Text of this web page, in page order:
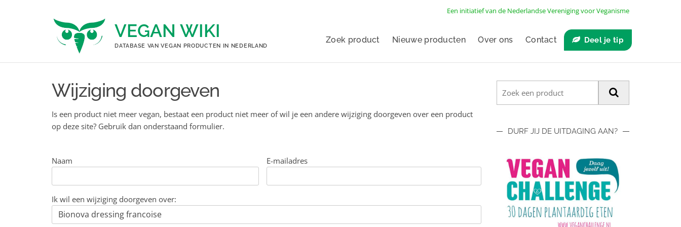
Een initiatief van de Nederlandse Vereniging voor Veganisme
VEGAN WIKI
DATABASE VAN VEGAN PRODUCTEN IN NEDERLAND
Zoek product Nieuwe producten Over ons Contact Deel je tip
Wijziging doorgeven
Is een product niet meer vegan, bestaat een product niet meer of wil je een andere wijziging doorgeven over een product
op deze site? Gebruik dan onderstaand formulier.
Naam E-mailadres
Ik wil een wijziging doorgeven over:
DURF JIJ DE UITDAGING AAN?